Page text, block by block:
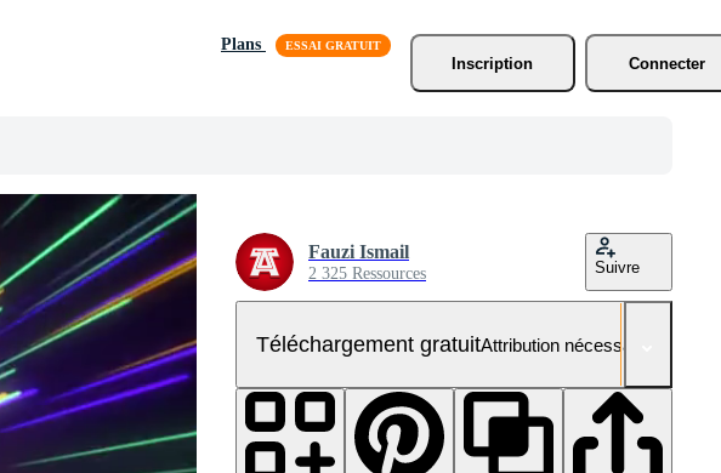
Plans
Inscription
Connecter
Fauzi Ismail
2 325 Ressources Suivre
Téléchargement gratuitAttribution nécessaire